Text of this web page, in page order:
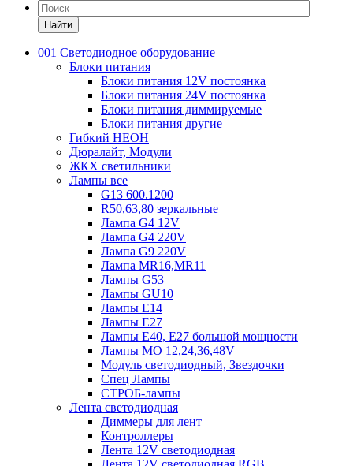
Найти
001 Светодиодное оборудование
Блоки питания
Блоки питания 12V постоянка
Блоки питания 24V постоянка
Блоки питания диммируемые
Блоки питания другие
Гибкий НЕОН
Дюралайт, Модули
ЖКХ светильники
Лампы все
G13 600.1200
R50,63,80 зеркальные
Лампа G4 12V
Лампа G4 220V
Лампа G9 220V
Лампа MR16,MR11
Лампы G53
Лампы GU10
Лампы Е14
Лампы Е27
Лампы Е40, Е27 большой мощности
Лампы МО 12,24,36,48V
Модуль светодиодный, Звездочки
Спец Лампы
СТРОБ-лампы
Лента светодиодная
Диммеры для лент
Контроллеры
Лента 12V светодиодная